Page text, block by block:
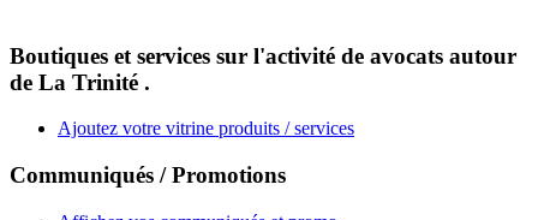
Boutiques et services sur l'activité de avocats autour
de La Trinité .
Ajoutez votre vitrine produits / services
Communiqués / Promotions